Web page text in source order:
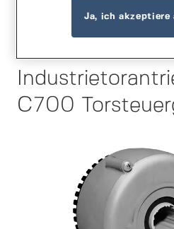
C700
Ja, ich akzeptiere